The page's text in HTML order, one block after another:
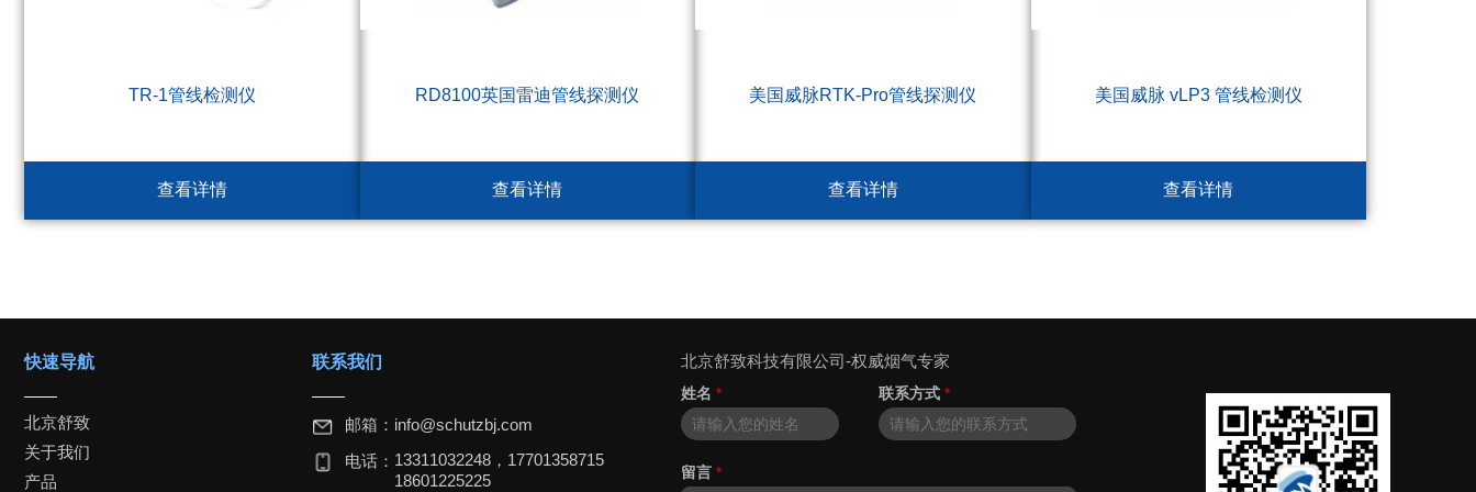
TR-1管线检测仪
查看详情
RD8100英国雷迪管线探测仪
查看详情
美国威脉RTK-Pro管线探测仪
查看详情
美国威脉 vLP3 管线检测仪
查看详情
快速导航
北京舒致
关于我们
产品
联系我们
邮箱： info@schutzbj.com
电话： 13311032248，17701358715
18601225225
北京舒致科技有限公司-权威烟气专家
姓名* 联系方式*
留言*